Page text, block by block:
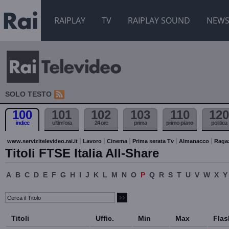
RAIPLAY TV RAIPLAY SOUND NEWS
SOLO TESTO
100
indice
101
ultim'ora
102
24 ore
103
prima
110
primo piano
120
politica
www.servizitelevideo.rai.it Lavoro Cinema Prima serata Tv Almanacco
Titoli FTSE Italia All-Share
A B C D E F G H I J K L M N O P Q R S T U V W X Y
Titoli Uffic. Min Max